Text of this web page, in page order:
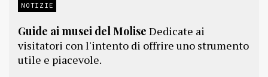
NOTIZIE
Guide ai musei del Molise Dedicate ai
visitatori con l'intento di offrire uno strumento
utile e piacevole.